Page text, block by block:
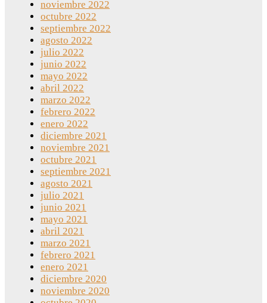
noviembre 2022
octubre 2022
septiembre 2022
agosto 2022
julio 2022
junio 2022
mayo 2022
abril 2022
marzo 2022
febrero 2022
enero 2022
diciembre 2021
noviembre 2021
octubre 2021
septiembre 2021
agosto 2021
julio 2021
junio 2021
mayo 2021
abril 2021
marzo 2021
febrero 2021
enero 2021
diciembre 2020
noviembre 2020